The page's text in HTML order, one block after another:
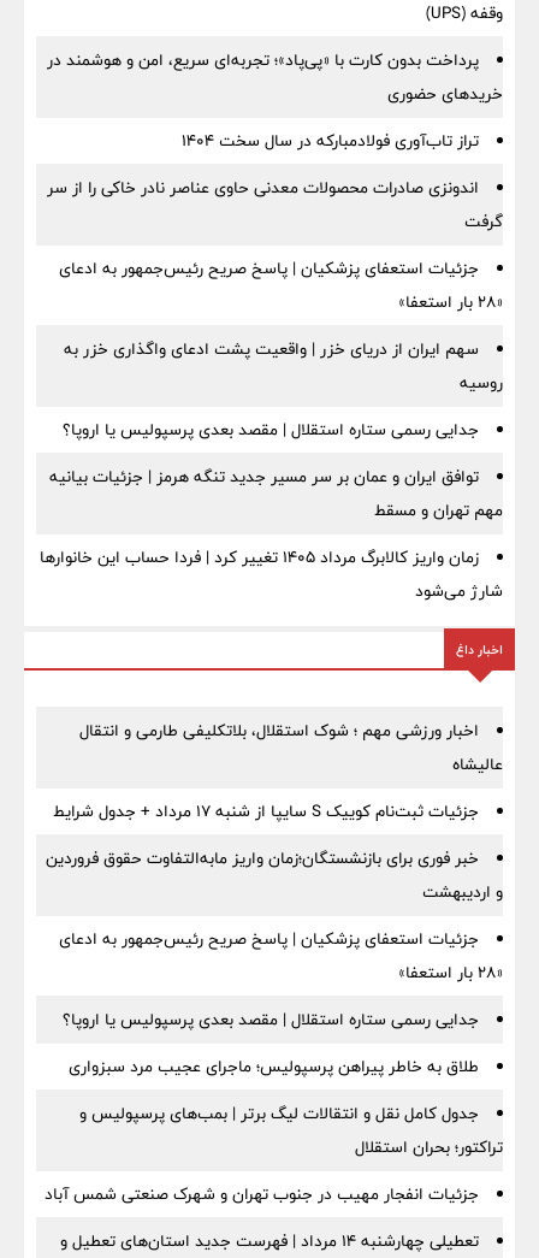
وقفه (UPS)
پرداخت بدون کارت با «پی‌پاد»؛ تجربه‌ای سریع، امن و هوشمند در
خریدهای حضوری
تراز تاب‌آوری فولادمبارکه در سال سخت ۱۴۰۴
اندونزی صادرات محصولات معدنی حاوی عناصر نادر خاکی را از سر
گرفت
جزئیات استعفای پزشکیان | پاسخ صریح رئیس‌جمهور به ادعای
«۲۸ بار استعفا»
سهم ایران از دریای خزر | واقعیت پشت ادعای واگذاری خزر به
روسیه
جدایی رسمی ستاره استقلال | مقصد بعدی پرسپولیس یا اروپا؟
توافق ایران و عمان بر سر مسیر جدید تنگه هرمز | جزئیات بیانیه
مهم تهران و مسقط
زمان واریز کالابرگ مرداد ۱۴۰۵ تغییر کرد | فردا حساب این خانوارها
شارژ می‌شود
اخبار داغ
اخبار ورزشی مهم ؛ شوک استقلال، بلاتکلیفی طارمی و انتقال
عالیشاه
جزئیات ثبت‌نام کوییک S سایپا از شنبه ۱۷ مرداد + جدول شرایط
خبر فوری برای بازنشستگان؛زمان واریز مابه‌التفاوت حقوق فروردین
و اردیبهشت
جزئیات استعفای پزشکیان | پاسخ صریح رئیس‌جمهور به ادعای
«۲۸ بار استعفا»
جدایی رسمی ستاره استقلال | مقصد بعدی پرسپولیس یا اروپا؟
طلاق به خاطر پیراهن پرسپولیس؛ ماجرای عجیب مرد سبزواری
جدول کامل نقل و انتقالات لیگ برتر | بمب‌های پرسپولیس و
تراکتور؛ بحران استقلال
جزئیات انفجار مهیب در جنوب تهران و شهرک صنعتی شمس آباد
تعطیلی چهارشنبه ۱۴ مرداد | فهرست جدید استان‌های تعطیل و